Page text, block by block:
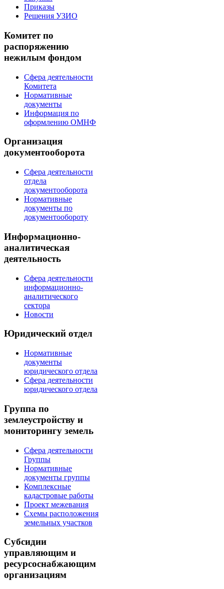
Приказы
Решения УЗИО
Комитет по
распоряжению
нежилым фондом
Сфера деятельности
Комитета
Нормативные
документы
Информация по
оформлению ОМНФ
Организация
документооборота
Сфера деятельности
отдела
документооборота
Нормативные
документы по
документообороту
Информационно-
аналитическая
деятельность
Сфера деятельности
информационно-
аналитического
сектора
Новости
Юридический отдел
Нормативные
документы
юридического отдела
Сфера деятельности
юридического отдела
Группа по
землеустройству и
мониторингу земель
Сфера деятельности
Группы
Нормативные
документы группы
Комплексные
кадастровые работы
Проект межевания
Схемы расположения
земельных участков
Субсидии
управляющим и
ресурсоснабжающим
организациям